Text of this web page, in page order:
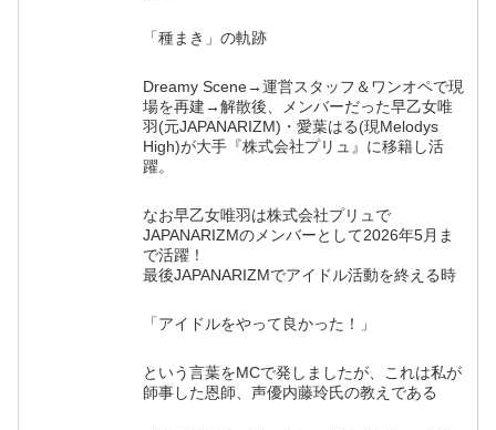
「種まき」の軌跡
Dreamy Scene→運営スタッフ＆ワンオペで現
場を再建→解散後、メンバーだった早乙女唯
羽(元JAPANARIZM)・愛葉はる(現Melodys
High)が大手『株式会社プリュ』に移籍し活
躍。
なお早乙女唯羽は株式会社プリュで
JAPANARIZMのメンバーとして2026年5月ま
で活躍！
最後JAPANARIZMでアイドル活動を終える時
「アイドルをやって良かった！」
という言葉をMCで発しましたが、これは私が
師事した恩師、声優内藤玲氏の教えである